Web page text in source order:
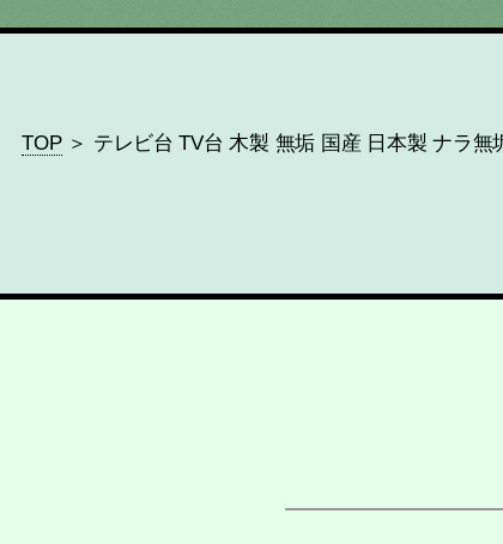
TOP＞ テレビ台 TV台 木製 無垢 国産 日本製 ナラ無